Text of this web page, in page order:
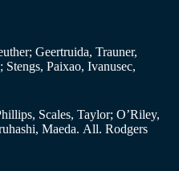
Geertruida, Trauner,
Paixao, Ivanusec,
Scales, Taylor; O’Riley,
Maeda. All. Rodgers